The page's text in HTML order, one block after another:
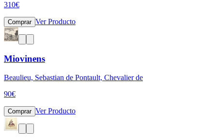
310€
Comprar Ver Producto
Miovinens
Beaulieu, Sebastian de Pontault, Chevalier de
90€
Comprar Ver Producto